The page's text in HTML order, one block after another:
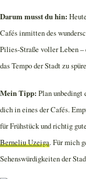
Darum musst du hin:
Cafés inmitten des
Pilies-Straße voller Leben –
das Tempo der Stadt zu
Mein Tipp: Plan unbedingt
dich in eines der Cafés.
für Frühstück und richtig
Berneliu Uzeiga. Für mich
Sehenswürdigkeiten der